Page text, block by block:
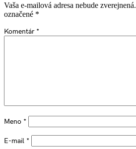
Vaša e-mailová adresa nebude zverejnená.
označené *
Komentár *
Meno *
E-mail *